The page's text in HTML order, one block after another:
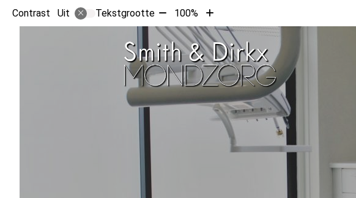
Contrast Uit Tekstgrootte Tekst
verkleinen
met
10%
100%
Tekst
vergroten
met
10%